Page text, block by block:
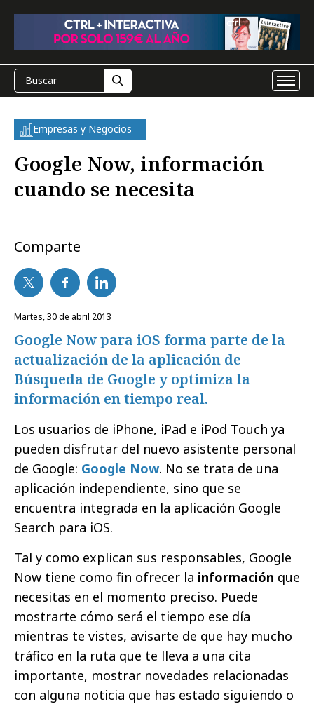
Empresas y Negocios
Google Now, información
cuando se necesita
Comparte
martes, 30 de abril 2013
Google Now para iOS forma parte de la
actualización de la aplicación de
Búsqueda de Google y optimiza la
información en tiempo real.
Los usuarios de iPhone, iPad e iPod Touch ya
pueden disfrutar del nuevo asistente personal
de Google: Google Now. No se trata de una
aplicación independiente, sino que se
encuentra integrada en la aplicación Google
Search para iOS.
Tal y como explican sus responsables, Google
Now tiene como fin ofrecer la información que
necesitas en el momento preciso. Puede
mostrarte cómo será el tiempo ese día
mientras te vistes, avisarte de que hay mucho
tráfico en la ruta que te lleva a una cita
importante, mostrar novedades relacionadas
con alguna noticia que has estado siguiendo o